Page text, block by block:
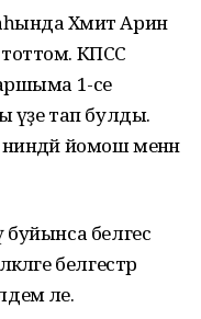
Хәмит Арин
тоттом. КПСС
1-се
үҙе тап булды.
ниндәй йомош менән
буйынса белгес
белгестәр
әле.